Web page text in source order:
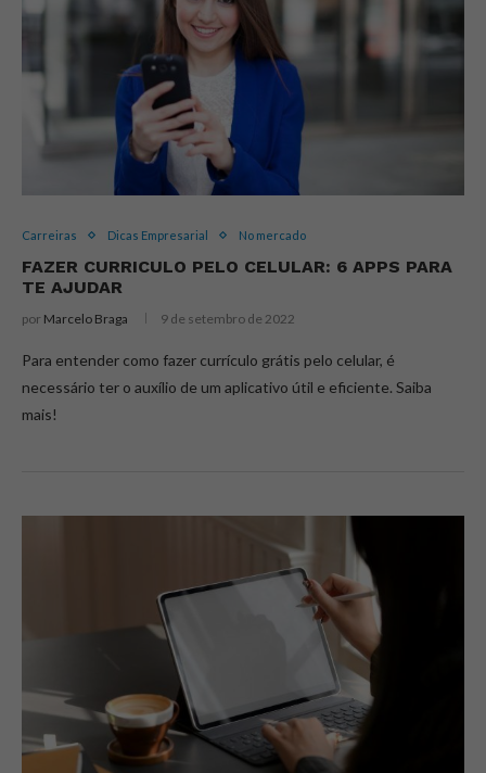
Carreiras Dicas Empresarial No mercado
FAZER CURRICULO PELO CELULAR: 6 APPS PARA
TE AJUDAR
por Marcelo Braga 9 de setembro de 2022
Para entender como fazer currículo grátis pelo celular, é
necessário ter o auxílio de um aplicativo útil e eficiente. Saiba
mais!